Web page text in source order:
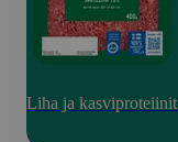
Liha ja kasviproteiinit